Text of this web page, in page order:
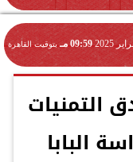
09:59 مـ بتوقيت القاهرة
التمنيات
البابا